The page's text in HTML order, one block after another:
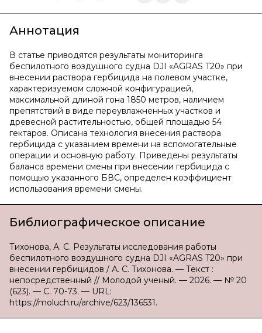
Аннотация
В статье приводятся результаты мониторинга
беспилотного воздушного судна DJI «AGRAS T20» при
внесении раствора гербицида на полевом участке,
характеризуемом сложной конфигурацией,
максимальной длиной гона 1850 метров, наличием
препятствий в виде переувлажненных участков и
древесной растительностью, общей площадью 54
гектаров. Описана технология внесения раствора
гербицида с указанием времени на вспомогательные
операции и основную работу. Приведены результаты
баланса времени смены при внесении гербицида с
помощью указанного БВС, определен коэффициент
использования времени смены.
Библиографическое описание
Тихонова, А. С. Результаты исследования работы
беспилотного воздушного судна DJI «AGRAS T20» при
внесении гербицидов / А. С. Тихонова. — Текст :
непосредственный // Молодой ученый. — 2026. — № 20
(623). — С. 70-73. — URL:
https://moluch.ru/archive/623/136531.